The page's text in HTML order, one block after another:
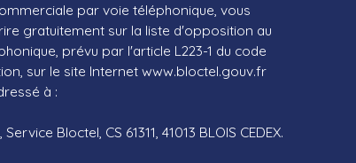
par voie téléphonique, vous
gratuitement sur la liste d'opposition au
prévu par l'article L223-1 du code
sur le site Internet www.bloctel.gouv.fr
à :
Bloctel, CS 61311, 41013 BLOIS CEDEX.